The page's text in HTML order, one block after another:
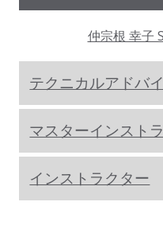
仲宗根 幸子
テクニカルアドバ
マスターインスト
インストラクター